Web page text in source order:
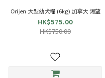
Orijen 大型幼犬糧 (6kg) 加拿大 渴望
HK$575.00
HK$750.00